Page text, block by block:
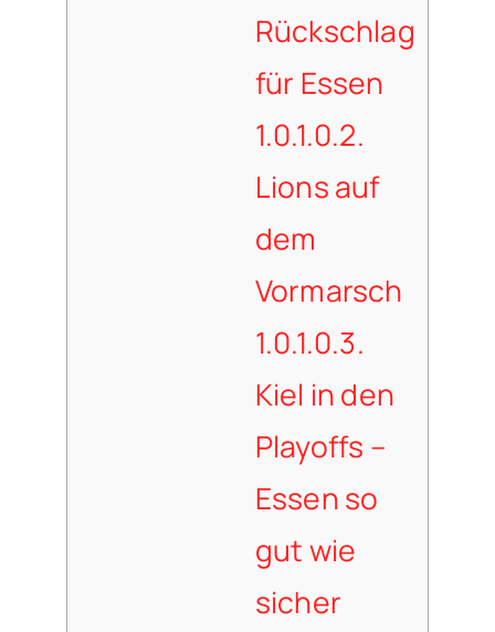
Rückschlag
für Essen
1.0.1.0.2.
Lions auf
dem
Vormarsch
1.0.1.0.3.
Kiel in den
Playoffs –
Essen so
gut wie
sicher